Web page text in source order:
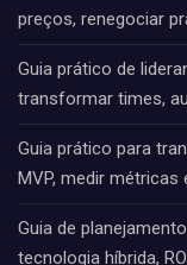
preços, renegociar
Guia prático de
transformar times,
Guia prático para
MVP, medir
Guia de
tecnologia híbrida,